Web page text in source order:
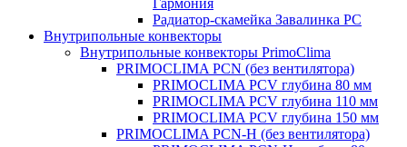
Гармония
Радиатор-скамейка Завалинка РС
Внутрипольные конвекторы
Внутрипольные конвекторы PrimoClima
PRIMOCLIMA PCN (без вентилятора)
PRIMOCLIMA PCV глубина 80 мм
PRIMOCLIMA PCV глубина 110 мм
PRIMOCLIMA PCV глубина 150 мм
PRIMOCLIMA PCN-H (без вентилятора)